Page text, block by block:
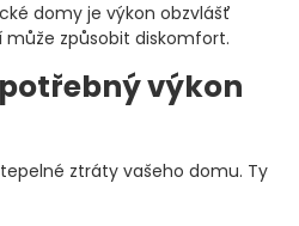
domy je výkon obzvlášť
způsobit diskomfort.
výkon
ztráty vašeho domu. Ty